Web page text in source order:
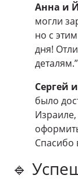
Анна и
могли
но с
дня!
деталям.”
Сергей
было
Спасибо
🔹